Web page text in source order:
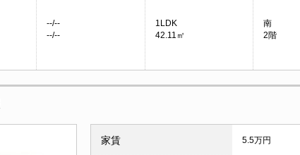
--/--
--/--
1LDK
42.11㎡
南
2階
家賃 5.5万円